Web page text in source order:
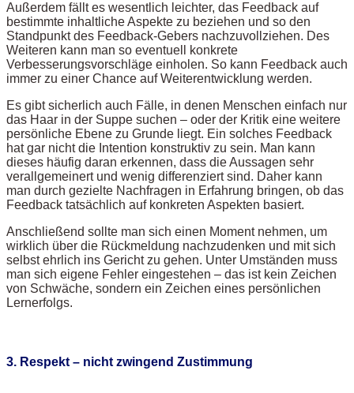
Außerdem fällt es wesentlich leichter, das Feedback auf
bestimmte inhaltliche Aspekte zu beziehen und so den
Standpunkt des Feedback-Gebers nachzuvollziehen. Des
Weiteren kann man so eventuell konkrete
Verbesserungsvorschläge einholen. So kann Feedback auch
immer zu einer Chance auf Weiterentwicklung werden.
Es gibt sicherlich auch Fälle, in denen Menschen einfach nur
das Haar in der Suppe suchen – oder der Kritik eine weitere
persönliche Ebene zu Grunde liegt. Ein solches Feedback
hat gar nicht die Intention konstruktiv zu sein. Man kann
dieses häufig daran erkennen, dass die Aussagen sehr
verallgemeinert und wenig differenziert sind. Daher kann
man durch gezielte Nachfragen in Erfahrung bringen, ob das
Feedback tatsächlich auf konkreten Aspekten basiert.
Anschließend sollte man sich einen Moment nehmen, um
wirklich über die Rückmeldung nachzudenken und mit sich
selbst ehrlich ins Gericht zu gehen. Unter Umständen muss
man sich eigene Fehler eingestehen – das ist kein Zeichen
von Schwäche, sondern ein Zeichen eines persönlichen
Lernerfolgs.
3. Respekt – nicht zwingend Zustimmung